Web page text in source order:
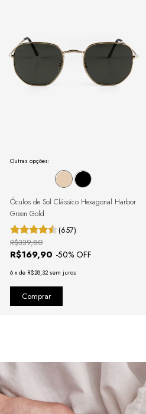
Outras opções:
Óculos de Sol Clássico Hexagonal Harbor
Green Gold
(657)
R$169,90 -50% OFF
R$339,80
6 x de R$28,32 sem juros